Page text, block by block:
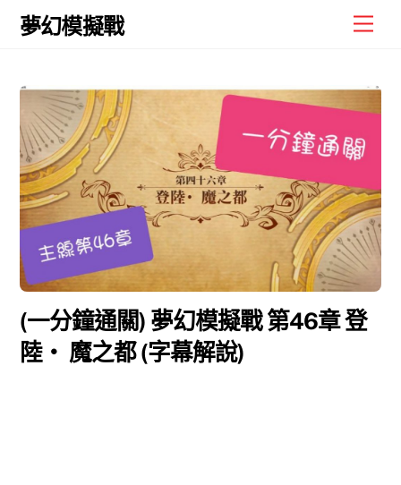
Skip
夢幻模擬戰
(一分鐘通關) 夢幻模擬戰 第46章 登
陸‧ 魔之都 (字幕解說)